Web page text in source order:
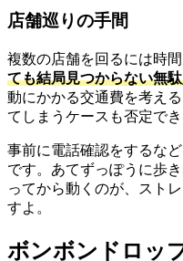
店舗巡りの手間
複数の店舗を回るには時
ても結局見つからない無
動にかかる交通費を考え
てしまうケースも否定でき
事前に電話確認をするな
です。あてずっぽうに歩
ってから動くのが、スト
すよ。
ボンボンドロッ